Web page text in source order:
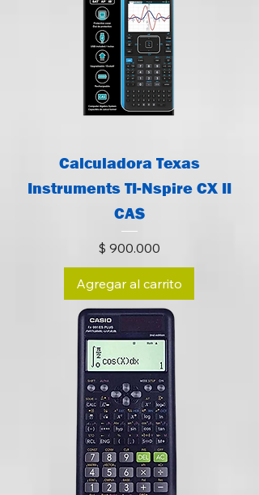
Calculadora Texas
Instruments TI-Nspire CX II
CAS
Precio
$ 900.000
Agregar al carrito